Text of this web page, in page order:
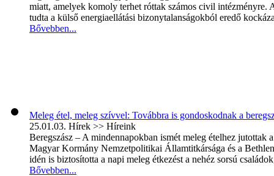
miatt, amelyek komoly terhet róttak számos civil intézményre.
tudta a külső energiaellátási bizonytalanságokból eredő
Bővebben...
Meleg étel, meleg szívvel: Továbbra is gondoskodnak a
25.01.03. Hírek >> Híreink
Beregszász – A mindennapokban ismét meleg ételhez jutottak
Magyar Kormány Nemzetpolitikai Államtitkársága és a
idén is biztosította a napi meleg étkezést a nehéz sorsú
Bővebben...